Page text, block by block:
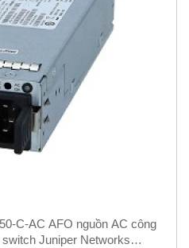
C-AC AFO nguồn AC công
Juniper Networks